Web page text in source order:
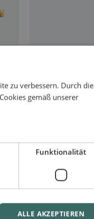
zu verbessern. Durch die
gemäß unserer
Funktionalität
ALLE AKZEPTIEREN